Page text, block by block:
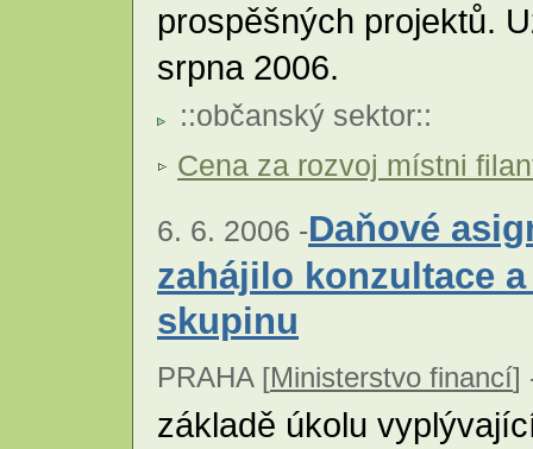
prospěšných projektů.
srpna 2006.
::občanský sektor::
Cena za rozvoj místni
6. 6. 2006 -Daňové
zahájilo konzultace
skupinu
PRAHA [Ministerstvo financí]
základě úkolu